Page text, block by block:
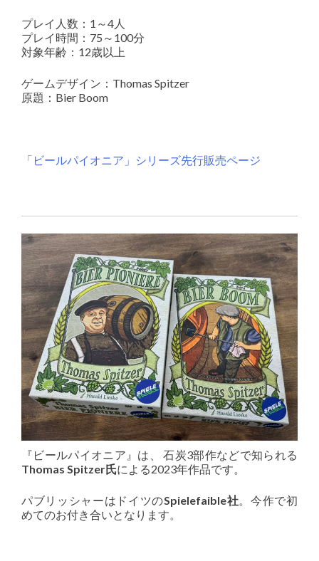
プレイ人数：1～4人
プレイ時間：75～100分
対象年齢：12歳以上
ゲームデザイン：Thomas Spitzer
原題：Bier Boom
「ビールパイオニア」シリーズ先行販売ページ
『ビールパイオニア』は、 石炭3部作などで知られる
Thomas Spitzer氏による2023年作品です。
パブリッシャーはドイツのSpielefaible社。今作で初
めてのお付き合いとなります。